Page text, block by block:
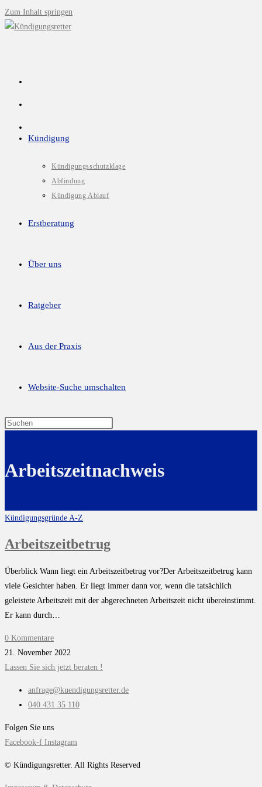
Zum Inhalt springen
Kündigung
Kündigungsschutzklage
Abfindung
Kündigung Ablauf
Erstberatung
Über uns
Ratgeber
Aus der Praxis
Website-Suche umschalten
Arbeitszeitnachweis
Kündigungsgründe A-Z
Arbeitszeitbetrug
Überblick Wann liegt ein Arbeitszeitbetrug vor?Der Arbeitszeitbetrug kann
viele Gesichter haben. Er liegt immer dann vor, wenn die tatsächlich
geleistete Arbeitszeit mit der abgerechneten Arbeitszeit nicht übereinstimmt.
Er kann durch…
0 Kommentare
21. November 2022
Lassen Sie sich jetzt beraten !
anfrage@kuendigungsretter.de
040 431 35 110
Folgen Sie uns
Facebook-f Instagram
© Kündigungsretter. All Rights Reserved